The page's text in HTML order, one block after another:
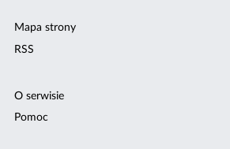
Mapa strony
RSS
O serwisie
Pomoc